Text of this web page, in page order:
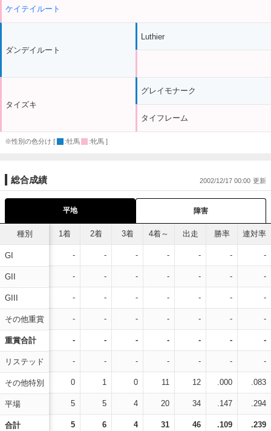
ケイテイルート
ダンデイルート
タイズキ
Luthier
グレイモナーク
タイフレーム
※性別の色分け [ :牡馬 :牝馬 ]
総合成績 2002/12/17 00:00
平地 障害
種別
GI
GII
GIII
その他重賞
重賞合計
リステッド
その他特別
平場
合計
1着 2着 3着 4着～ 出走 勝率 連対率
- - - - - - -
- - - - - - -
- - - - - - -
- - - - - - -
- - - - - - -
- - - - - - -
0 1 0 11 12 .000 .083
5 5 4 20 34 .147 .294
5 6 4 31 46 .109 .239